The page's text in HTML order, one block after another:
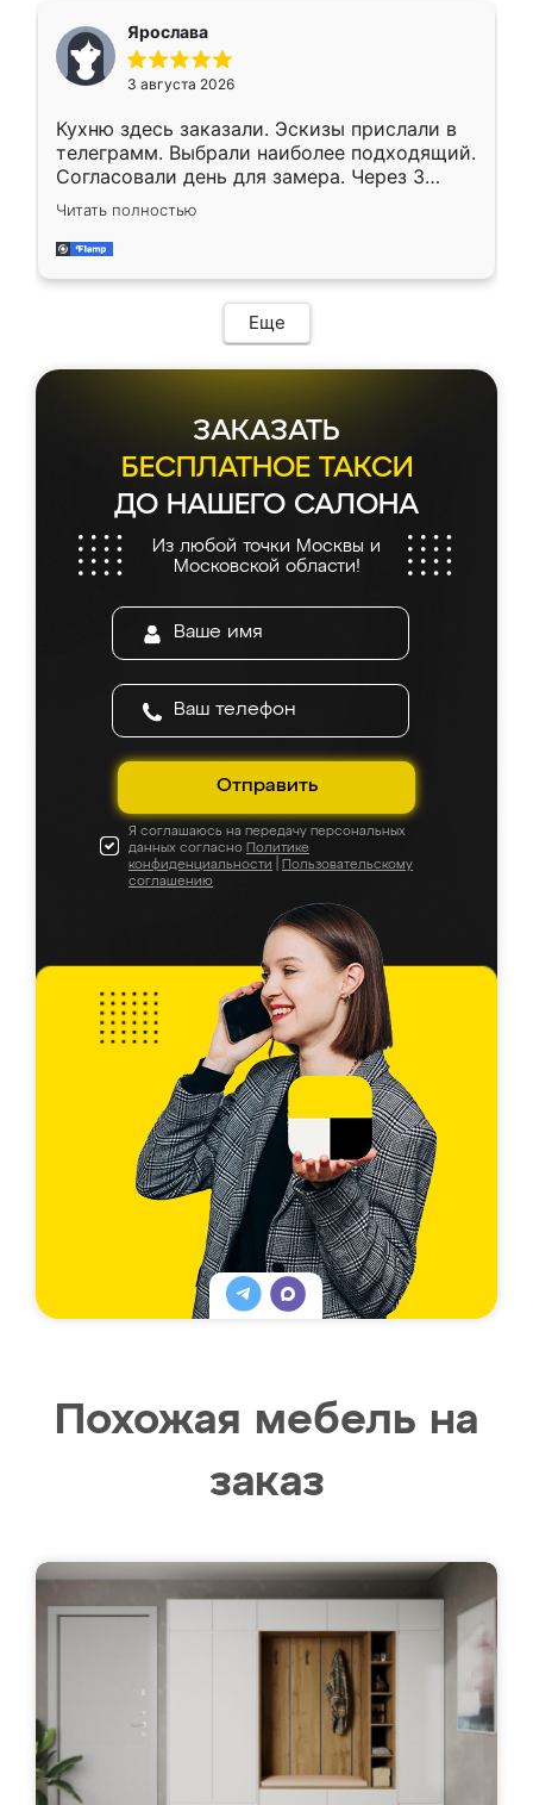
Ярослава
3 августа 2026
Кухню здесь заказали. Эскизы прислали в
телеграмм. Выбрали наиболее подходящий.
Согласовали день для замера. Через 3
недели кухня была уже готова. Остались
довольны работой. Спасибо Ренессанс
мебель за качественную работу!
Читать полностью
Еще
ЗАКАЗАТЬ
БЕСПЛАТНОЕ ТАКСИ
ДО НАШЕГО САЛОНА
Из любой точки Москвы и
Московской области!
Отправить
Я соглашаюсь на передачу персональных
данных согласно Политике
конфиденциальности
Пользовательскому
соглашению
Похожая мебель на
заказ